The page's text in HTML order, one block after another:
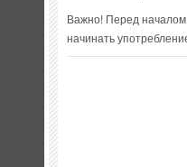
Важно! Перед началом
начинать